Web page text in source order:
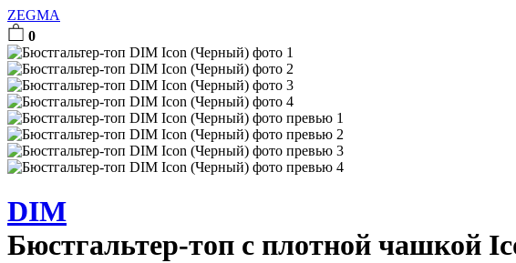
ZEGMA
0
DIM
Бюстгальтер-топ с плотной чашкой